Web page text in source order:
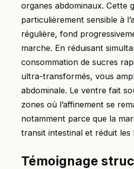
organes abdominaux. Cette
particulièrement sensible à
régulière, fond
marche. En réduisant
consommation de sucres
ultra-transformés, vous
abdominale. Le ventre fait
zones où l’affinement se
notamment parce que la
transit intestinal et réduit les
Témoignage